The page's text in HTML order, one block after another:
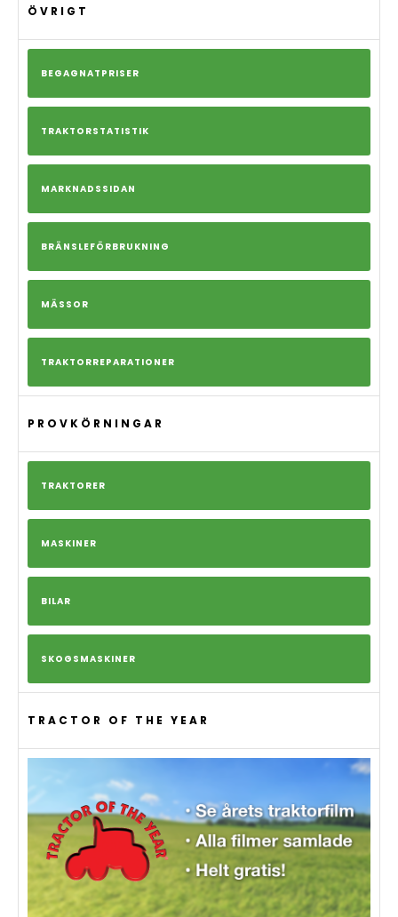
ÖVRIGT
BEGAGNATPRISER
TRAKTORSTATISTIK
MARKNADSSIDAN
BRÄNSLEFÖRBRUKNING
MÄSSOR
TRAKTORREPARATIONER
PROVKÖRNINGAR
TRAKTORER
MASKINER
BILAR
SKOGSMASKINER
TRACTOR OF THE YEAR